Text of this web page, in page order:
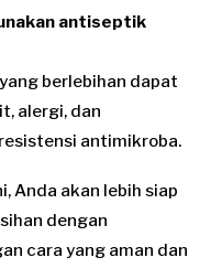
antiseptik
berlebihan dapat
alergi, dan
antimikroba.
Anda akan lebih siap
dengan
cara yang aman dan